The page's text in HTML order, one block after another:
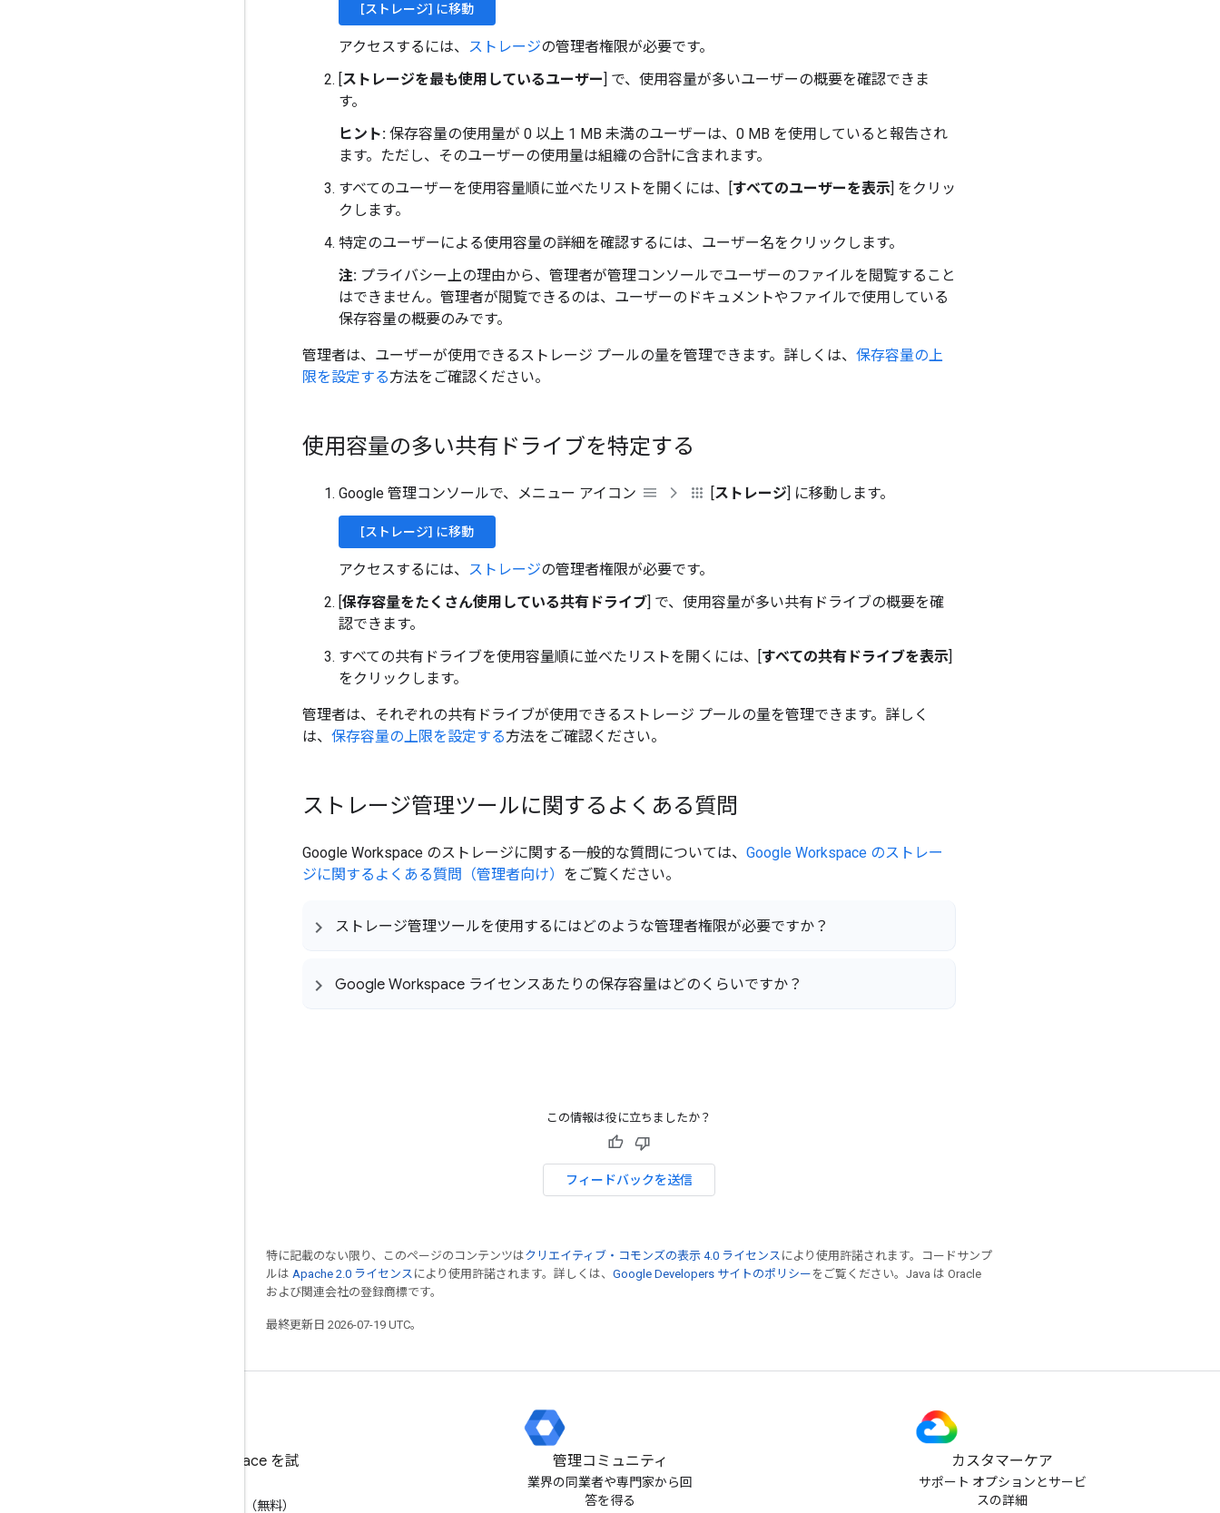
[ストレージ] に移動
アクセスするには、 ストレージの管理者権限が必要です。
[ストレージを最も使用しているユーザー] で、使用容量が多いユーザーの概要を確認できま
す。
ヒント: 保存容量の使用量が 0 以上 1 MB 未満のユーザーは、0 MB を使用していると報告され
ます。ただし、そのユーザーの使用量は組織の合計に含まれます。
すべてのユーザーを使用容量順に並べたリストを開くには、[すべてのユーザーを表示] をクリッ
クします。
特定のユーザーによる使用容量の詳細を確認するには、ユーザー名をクリックします。
注: プライバシー上の理由から、管理者が管理コンソールでユーザーのファイルを閲覧すること
はできません。管理者が閲覧できるのは、ユーザーのドキュメントやファイルで使用している
保存容量の概要のみです。
管理者は、ユーザーが使用できるストレージ プールの量を管理できます。詳しくは、 保存容量の上
限を設定する方法をご確認ください。
使用容量の多い共有ドライブを特定する
Google 管理コンソールで、メニュー アイコン [ストレージ] に移動します。
[ストレージ] に移動
アクセスするには、 ストレージの管理者権限が必要です。
[保存容量をたくさん使用している共有ドライブ] で、使用容量が多い共有ドライブの概要を確
認できます。
すべての共有ドライブを使用容量順に並べたリストを開くには、[すべての共有ドライブを表示]
をクリックします。
管理者は、それぞれの共有ドライブが使用できるストレージ プールの量を管理できます。詳しく
は、 保存容量の上限を設定する方法をご確認ください。
ストレージ管理ツールに関するよくある質問
Google Workspace のストレージに関する一般的な質問については、 Google Workspace のストレー
ジに関するよくある質問（管理者向け） をご覧ください。
ストレージ管理ツールを使用するにはどのような管理者権限が必要ですか？
Google Workspace ライセンスあたりの保存容量はどのくらいですか？
この情報は役に立ちましたか？
フィードバックを送信
特に記載のない限り、このページのコンテンツはクリエイティブ・コモンズの表示 4.0 ライセンス により使用許諾されます。コードサンプ
ルは Apache 2.0 ライセンス により使用許諾されます。詳しくは、 Google Developers サイトのポリシー をご覧ください。Java は Oracle
および関連会社の登録商標です。
最終更新日 2026-07-19 UTC。
Google Workspace を試
AI で生産性を向上（無料）
管理コミュニティ
業界の同業者や専門家から回
答を得る
カスタマーケア
サポート オプションとサービ
スの詳細